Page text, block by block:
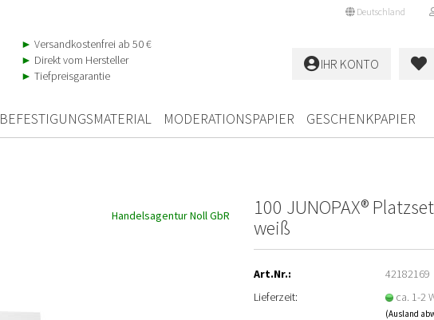
Deutschland
Suche...
► Versandkostenfrei ab 50 €
► Direkt vom Hersteller
► Tiefpreisgarantie
IHR KONTO
BEFESTIGUNGSMATERIAL MODERATIONSPAPIER GESCHENKPAPIER
Handelsagentur Noll GbR
100 JUNOPAX®
weiß
Art.Nr.:
42182169
Lieferzeit:
ca. 1-2
(Ausland